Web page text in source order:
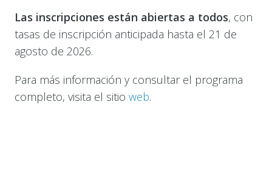
Las inscripciones están abiertas a todos, con
tasas de inscripción anticipada hasta el 21 de
agosto de 2026.
Para más información y consultar el programa
completo, visita el sitio web.